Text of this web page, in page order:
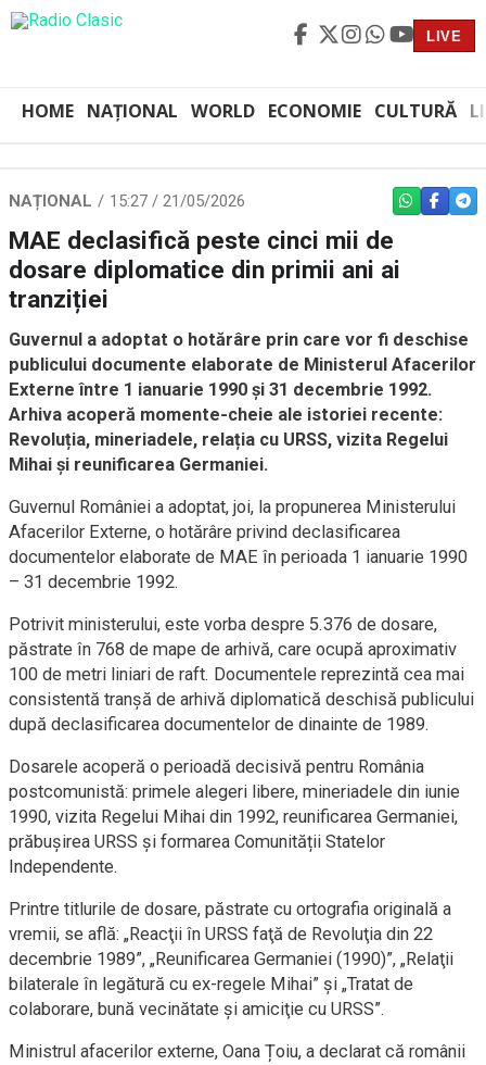
LIVE
HOME NAȚIONAL WORLD ECONOMIE CULTURĂ
NAȚIONAL 15:27 / 21/05/2026 WHATSAPP
MAE declasifică peste cinci mii de
dosare diplomatice din primii ani ai
tranziției
Guvernul a adoptat o hotărâre prin care vor fi deschise
publicului documente elaborate de Ministerul Afacerilor
Externe între 1 ianuarie 1990 și 31 decembrie 1992.
Arhiva acoperă momente-cheie ale istoriei recente:
Revoluția, mineriadele, relația cu URSS, vizita Regelui
Mihai și reunificarea Germaniei.
Guvernul României a adoptat, joi, la propunerea Ministerului
Afacerilor Externe, o hotărâre privind declasificarea
documentelor elaborate de MAE în perioada 1 ianuarie 1990
– 31 decembrie 1992.
Potrivit ministerului, este vorba despre 5.376 de dosare,
păstrate în 768 de mape de arhivă, care ocupă aproximativ
100 de metri liniari de raft. Documentele reprezintă cea mai
consistentă tranșă de arhivă diplomatică deschisă publicului
după declasificarea documentelor de dinainte de 1989.
Dosarele acoperă o perioadă decisivă pentru România
postcomunistă: primele alegeri libere, mineriadele din iunie
1990, vizita Regelui Mihai din 1992, reunificarea Germaniei,
prăbușirea URSS și formarea Comunității Statelor
Independente.
Printre titlurile de dosare, păstrate cu ortografia originală a
vremii, se află: „Reacţii în URSS faţă de Revoluţia din 22
decembrie 1989”, „Reunificarea Germaniei (1990)”, „Relaţii
bilaterale în legătură cu ex-regele Mihai” și „Tratat de
colaborare, bună vecinătate şi amiciţie cu URSS”.
Ministrul afacerilor externe, Oana Țoiu, a declarat că românii